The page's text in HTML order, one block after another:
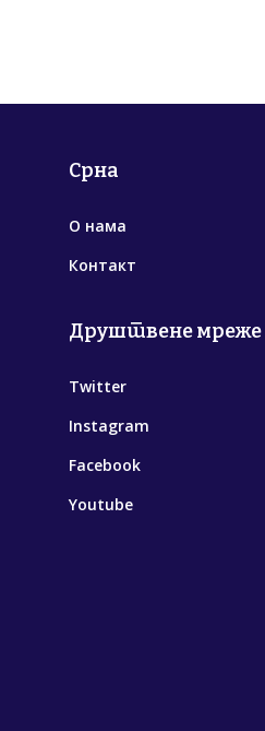
Срна
О нама
Контакт
Друштвене мреже
Twitter
Instagram
Facebook
Youtube